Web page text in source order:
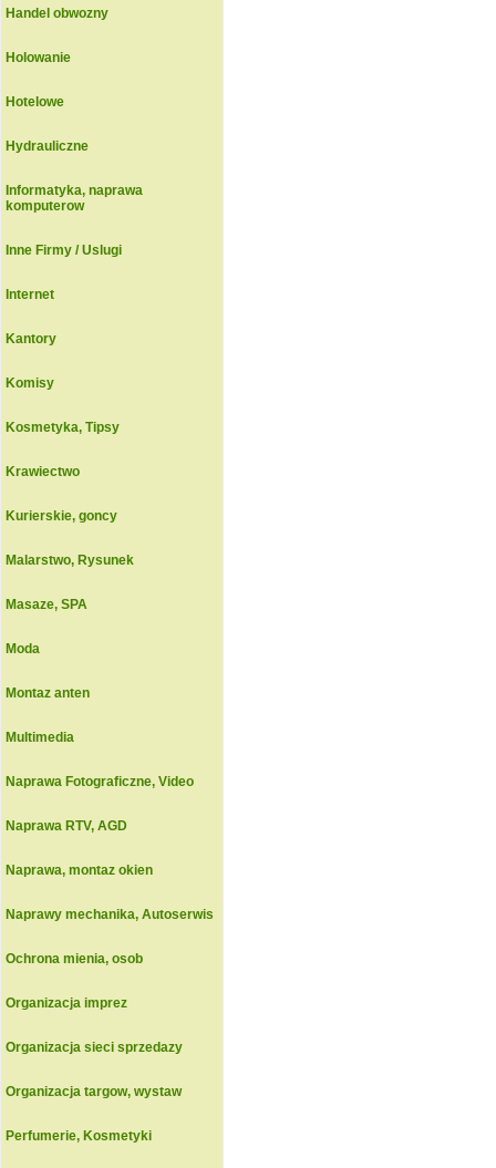
Handel obwozny
Holowanie
Hotelowe
Hydrauliczne
Informatyka, naprawa
komputerow
Inne Firmy / Uslugi
Internet
Kantory
Komisy
Kosmetyka, Tipsy
Krawiectwo
Kurierskie, goncy
Malarstwo, Rysunek
Masaze, SPA
Moda
Montaz anten
Multimedia
Naprawa Fotograficzne, Video
Naprawa RTV, AGD
Naprawa, montaz okien
Naprawy mechanika, Autoserwis
Ochrona mienia, osob
Organizacja imprez
Organizacja sieci sprzedazy
Organizacja targow, wystaw
Perfumerie, Kosmetyki